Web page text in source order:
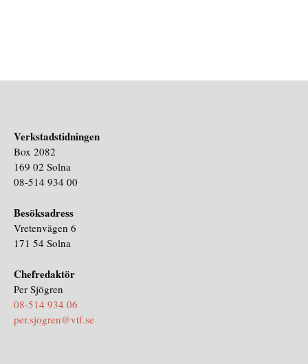
Verkstadstidningen
Box 2082
169 02 Solna
08-514 934 00
Besöksadress
Vretenvägen 6
171 54 Solna
Chefredaktör
Per Sjögren
08-514 934 06
per.sjogren@vtf.se